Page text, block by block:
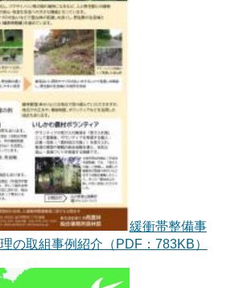
緩衝帯整備事
の取組事例紹介（PDF：783KB）